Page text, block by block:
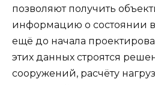
позволяют получить
информацию о состоянии
ещё до начала
этих данных строятся
сооружений, расчёту